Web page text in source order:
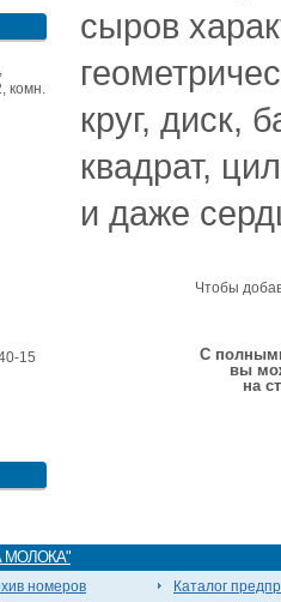
комн.
15
сыров
круг, диск,
квадрат,
и даже
Чтобы
С
вы
на
МОЛОКА"
номеров
Каталог